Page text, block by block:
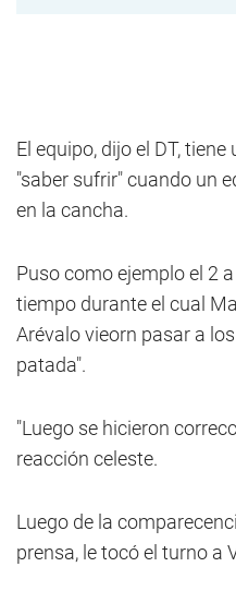
El equipo, dijo el DT,
"saber sufrir" cuando un
en la cancha.
Puso como ejemplo el 2
tiempo durante el cual
Arévalo vieorn pasar a
patada".
"Luego se hicieron
reacción celeste.
Luego de la
prensa, le tocó el turno a